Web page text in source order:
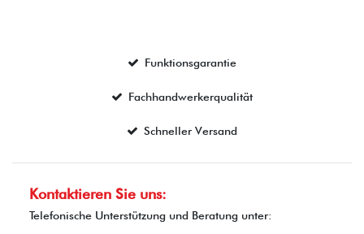
Funktionsgarantie
Fachhandwerkerqualität
Schneller Versand
Kontaktieren Sie uns:
Telefonische Unterstützung und Beratung unter: